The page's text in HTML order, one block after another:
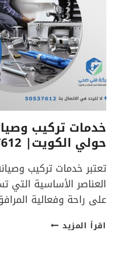
خدمات تركيب
حولي الكويت| 50537612
تعتبر خدمات تركيب
العناصر الأساسية
على راحة وفعالية
اقرأ المزيد خدمات